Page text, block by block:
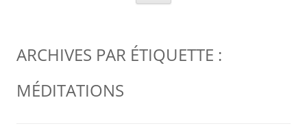
ARCHIVES PAR ÉTIQUETTE :
MÉDITATIONS